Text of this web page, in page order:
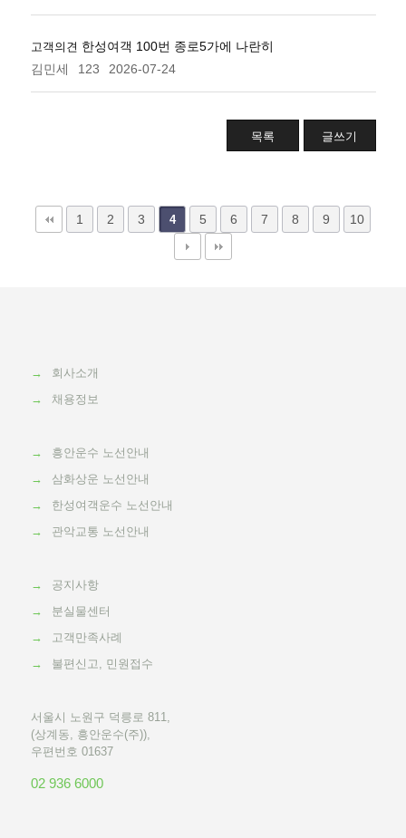
고객의견 한성여객 100번 종로5가에 나란히
김민세
123 2026-07-24
목록 글쓰기
1 2 3 4 5 6 7 8 9 10
→
회사소개
→
채용정보
→
흥안운수 노선안내
→
삼화상운 노선안내
→
한성여객운수 노선안내
→
관악교통 노선안내
→
공지사항
→
분실물센터
→
고객만족사례
→
불편신고, 민원접수
서울시 노원구 덕릉로 811,
(상계동, 흥안운수(주)),
우편번호 01637
02 936 6000